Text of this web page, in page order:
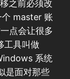
之前必须改
master 账
点会让很多
工具叫做
系统
是面对那些